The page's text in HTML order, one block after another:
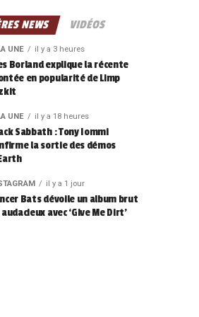
NEWS VIDÉOS
UNE il y a 3 heures
Borland explique la récente
en popularité de Limp
UNE il y a 18 heures
Sabbath : Tony Iommi
la sortie des démos
il y a 1 jour
Bats dévoile un album brut
avec ‘Give Me Dirt’